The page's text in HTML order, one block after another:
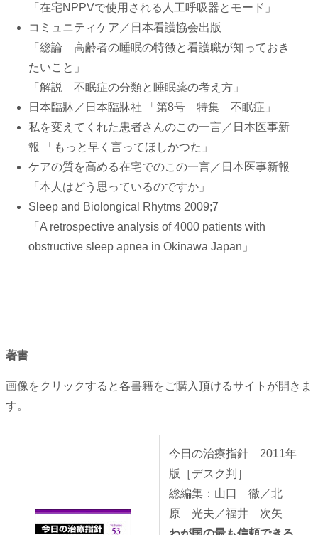
「在宅NPPVで使用される人工呼吸器とモード」
コミュニティケア／日本看護協会出版
「総論 高齢者の睡眠の特徴と看護職が知っておき
たいこと」
「解説 不眠症の分類と睡眠薬の考え方」
日本臨牀／日本臨牀社 「第8号 特集 不眠症」
私を変えてくれた患者さんのこの一言／日本医事新
報 「もっと早く言ってほしかつた」
ケアの質を高める在宅でのこの一言／日本医事新報
「本人はどう思っているのですか」
Sleep and Biolongical Rhytms 2009;7
「A retrospective analysis of 4000 patients with
obstructive sleep apnea in Okinawa Japan」
著書
画像をクリックすると各書籍をご購入頂けるサイトが開きま
す。
今日の治療指針 2011年
版［デスク判］
総編集：山口 徹／北
原 光夫／福井 次矢